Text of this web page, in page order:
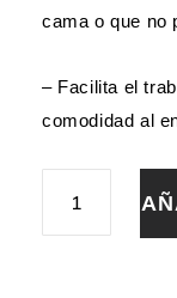
cama o que no
– Facilita el
comodidad al
CUÑA
BLANCO